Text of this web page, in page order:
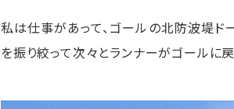
私は仕事があって、ゴールの北防波堤ド
を振り絞って次々とランナーがゴールに戻